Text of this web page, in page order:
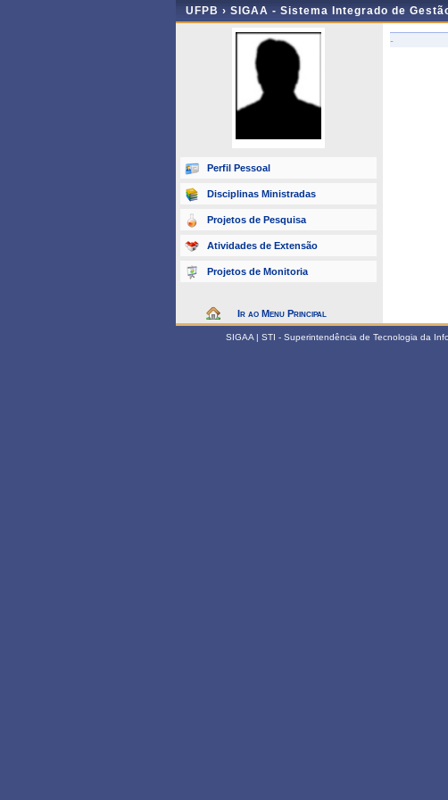
UFPB › SIGAA - Sistema Integrado de
Perfil Pessoal
Disciplinas Ministradas
Projetos de Pesquisa
Atividades de Extensão
Projetos de Monitoria
Ir ao Menu Principal
-
SIGAA | STI - Superintendência de Tecnologia da